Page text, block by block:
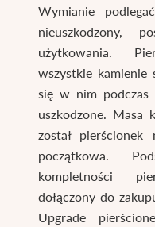
Wymianie
nieuszkodzony,
użytkowania.
wszystkie kamienie
się w nim
uszkodzone. Masa
został
początkowa.
kompletności
dołączony do
Upgrade